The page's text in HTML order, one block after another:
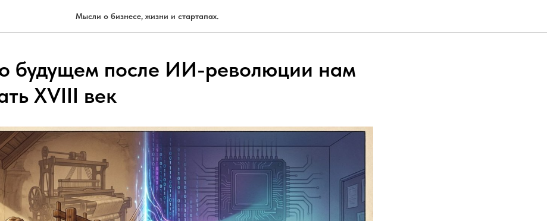
Мысли о бизнесе, жизни и стартапах.
будущем после ИИ-революции нам
XVIII век